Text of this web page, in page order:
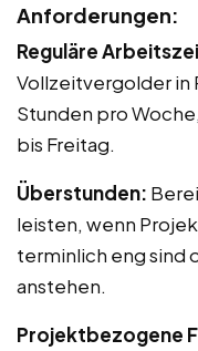
Anforderungen:
Reguläre
Vollzeitvergolder in
Stunden pro
bis Freitag.
Überstunden:
leisten, wenn
terminlich eng sind
anstehen.
Projektbezogene